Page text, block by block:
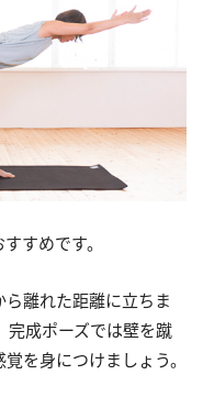
すめです。
離れた距離に立ちま
完成ポーズでは壁を蹴
を身につけましょう。